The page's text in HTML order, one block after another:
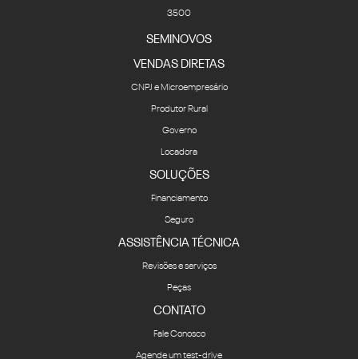
3500
SEMINOVOS
VENDAS DIRETAS
CNPJ e Microempresário
Produtor Rural
Governo
Locadora
SOLUÇÕES
Financiamento
Seguro
ASSISTÊNCIA TÉCNICA
Revisões e serviços
Peças
CONTATO
Fale Conosco
Agende um test-drive